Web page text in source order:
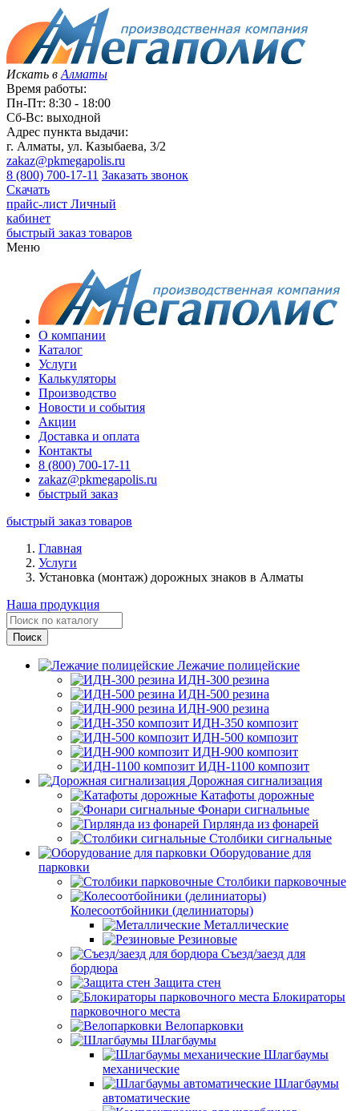
Искать в Алматы
Время работы:
Пн-Пт: 8:30 - 18:00
Сб-Вс: выходной
Адрес пункта выдачи:
г. Алматы, ул. Казыбаева, 3/2
zakaz@pkmegapolis.ru
8 (800) 700-17-11 Заказать звонок
Скачать
прайс-лист Личный
кабинет
быстрый заказ товаров
Меню
О компании
Каталог
Услуги
Калькуляторы
Производство
Новости и события
Акции
Доставка и оплата
Контакты
8 (800) 700-17-11
zakaz@pkmegapolis.ru
быстрый заказ
быстрый заказ товаров
Главная
Услуги
Установка (монтаж) дорожных знаков в Алматы
Наша продукция
Лежачие полицейские
ИДН-300 резина
ИДН-500 резина
ИДН-900 резина
ИДН-350 композит
ИДН-500 композит
ИДН-900 композит
ИДН-1100 композит
Дорожная сигнализация
Катафоты дорожные
Фонари сигнальные
Гирлянда из фонарей
Столбики сигнальные
Оборудование для
парковки
Столбики парковочные
Колесоотбойники (делиниаторы)
Металлические
Резиновые
Съезд/заезд для
бордюра
Защита стен
Блокираторы
парковочного места
Велопарковки
Шлагбаумы
Шлагбаумы
механические
Шлагбаумы
автоматические